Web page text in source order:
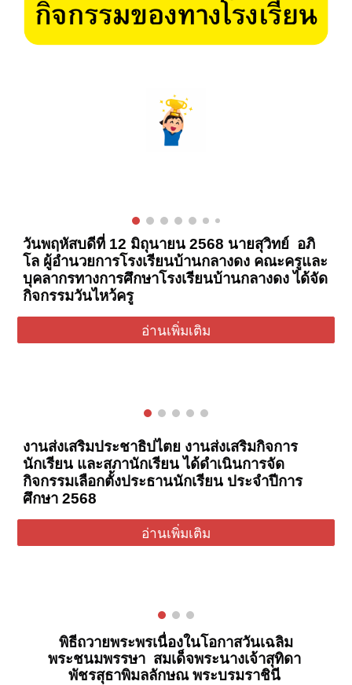
วันพฤหัสบดีที่ 12 มิถุนายน 2568 นายสุวิทย์ อภิ
โล ผู้อำนวยการโรงเรียนบ้านกลางดง คณะครูและ
บุคลากรทางการศึกษาโรงเรียนบ้านกลางดง ได้จัด
กิจกรรมวันไหว้ครู
อ่านเพิ่มเติม
งานส่งเสริมประชาธิปไตย งานส่งเสริมกิจการ
นักเรียน และสภานักเรียน ได้ดำเนินการจัด
กิจกรรมเลือกตั้งประธานนักเรียน ประจำปีการ
ศึกษา 2568
อ่านเพิ่มเติม
พิธีถวายพระพรเนื่องในโอกาสวันเฉลิม
พระชนมพรรษา สมเด็จพระนางเจ้าสุทิดา
พัชรสุธาพิมลลักษณ พระบรมราชินี